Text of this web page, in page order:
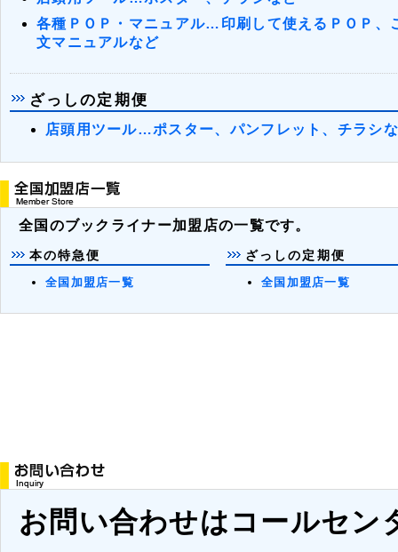
各種ＰＯＰ・マニュアル…印刷して使えるＰＯＰ、
文マニュアルなど
ざっしの定期便
店頭用ツール…ポスター、パンフレット、チラシ
全国のブックライナー加盟店の一覧です。
本の特急便
全国加盟店一覧
ざっしの定期便
全国加盟店一覧
お問い合わせはコールセン